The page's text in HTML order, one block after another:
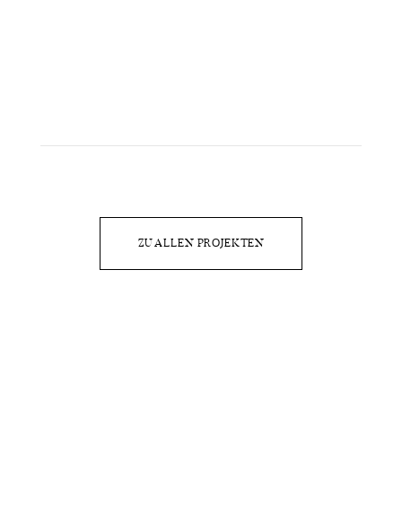
ÜBER MICH
KONTAKT
ZU ALLEN PROJEKTEN